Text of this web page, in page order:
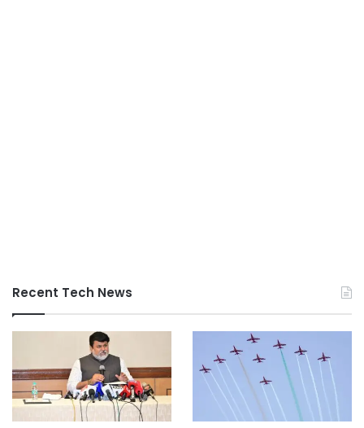
Recent Tech News